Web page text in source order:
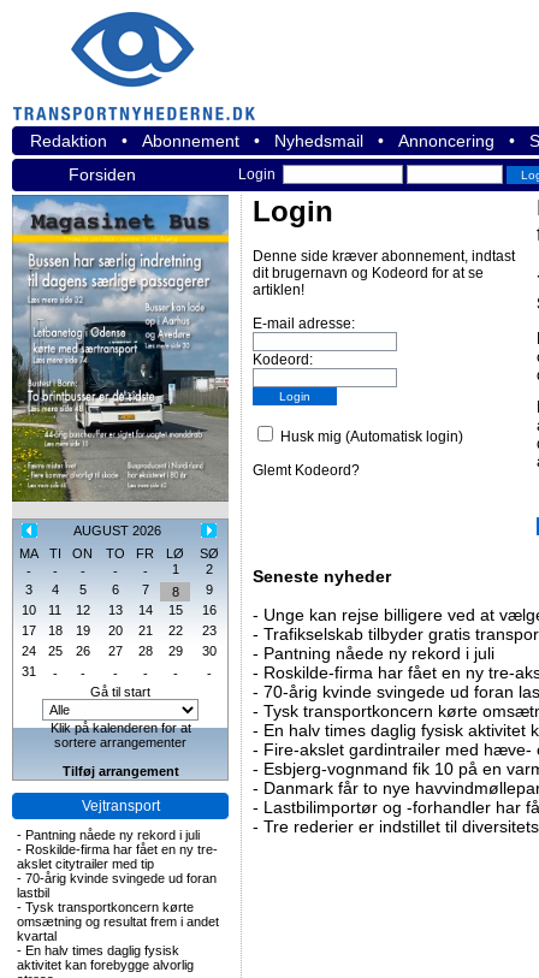
Redaktion • Abonnement • Nyhedsmail • Annoncering •
Forsiden
Login
AUGUST 2026
MA
TI ON TO FR LØ
SØ
-
- - - - 1
2
3
4 5 6 7 8
9
10
11 12 13 14 15
16
17
18 19 20 21 22
23
24
25 26 27 28 29
30
31
- - - - -
-
Gå til start
Klik på kalenderen for at
sortere arrangementer
Tilføj arrangement
Vejtransport
- Pantning nåede ny rekord i juli
- Roskilde-firma har fået en ny tre-
akslet citytrailer med tip
- 70-årig kvinde svingede ud foran
lastbil
- Tysk transportkoncern kørte
omsætning og resultat frem i andet
kvartal
- En halv times daglig fysisk
aktivitet kan forebygge alvorlig
Login
Denne side kræver abonnement, indtast
dit brugernavn og Kodeord for at se
artiklen!
E-mail adresse:
Kodeord:
Husk mig (Automatisk login)
Glemt Kodeord?
Seneste nyheder
- Unge kan rejse billigere ved at
- Trafikselskab tilbyder gratis
- Pantning nåede ny rekord i juli
- Roskilde-firma har fået en ny tre-
- 70-årig kvinde svingede ud foran
- Tysk transportkoncern kørte
- En halv times daglig fysisk aktivitet
- Fire-akslet gardintrailer med hæve-
- Esbjerg-vognmand fik 10 på en
- Danmark får to nye
- Lastbilimportør og -forhandler har
- Tre rederier er indstillet til